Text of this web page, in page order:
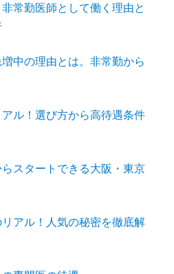
常勤医師として働く理由と
中の理由とは。非常勤から
ル！選び方から高待遇条件
スタートできる大阪・東京
アル！人気の秘密を徹底解